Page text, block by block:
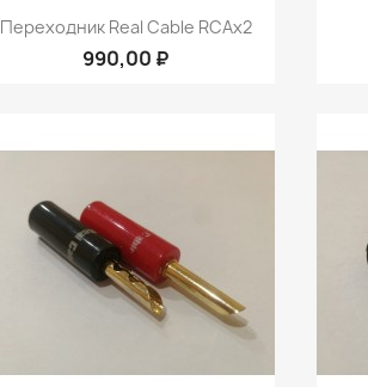
Быстрый просмотр
Переходник Real Cable RCAx2
990,00 ₽